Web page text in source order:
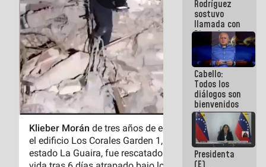
Rodríguez
sostuvo
llamada con
Dinorah
Figuera y
acuerdan
primer
encuentro
presencial
para el
diálogo
Cabello:
Todos los
diálogos son
bienvenidos
siempre que
estén en el
marco de la
Constitución
de la
Presidenta